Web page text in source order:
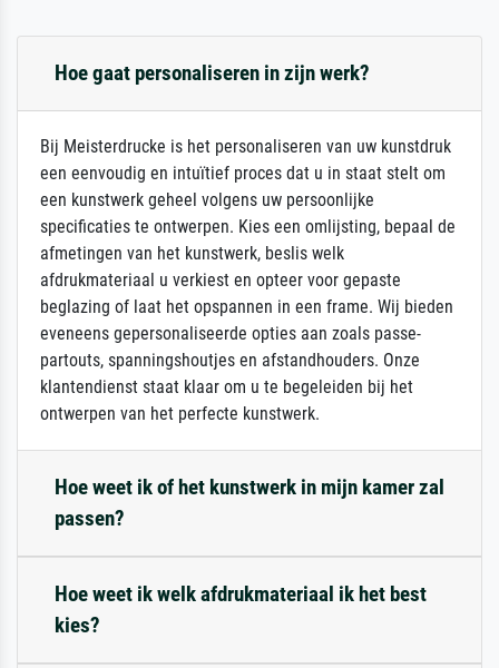
Hoe gaat personaliseren in zijn werk?
Bij Meisterdrucke is het personaliseren van uw kunstdruk
een eenvoudig en intuïtief proces dat u in staat stelt om
een kunstwerk geheel volgens uw persoonlijke
specificaties te ontwerpen. Kies een omlijsting, bepaal de
afmetingen van het kunstwerk, beslis welk
afdrukmateriaal u verkiest en opteer voor gepaste
beglazing of laat het opspannen in een frame. Wij bieden
eveneens gepersonaliseerde opties aan zoals passe-
partouts, spanningshoutjes en afstandhouders. Onze
klantendienst staat klaar om u te begeleiden bij het
ontwerpen van het perfecte kunstwerk.
Hoe weet ik of het kunstwerk in mijn kamer zal
passen?
Hoe weet ik welk afdrukmateriaal ik het best
kies?